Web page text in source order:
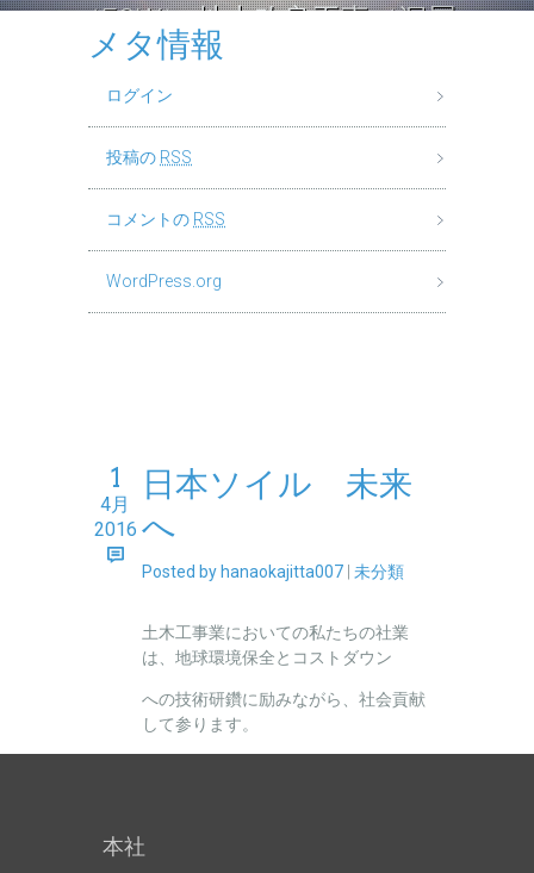
（ECW） 地中改良工事（深層
混合処理工法） ロックソイル
メタ情報
ログイン
投稿の RSS
コメントの RSS
WordPress.org
1
4月
2016
日本ソイル 未来
へ
Posted by hanaokajitta007 未分類
土木工事業においての私たちの社業
は、地球環境保全とコストダウン
への技術研鑽に励みながら、社会貢献
して参ります。
本社